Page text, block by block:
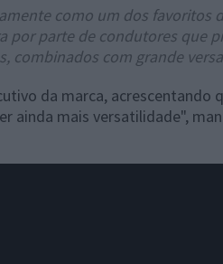
como um dos favoritos
por parte de condutores que
combinados com grande
da marca, acrescentando
ainda mais versatilidade",